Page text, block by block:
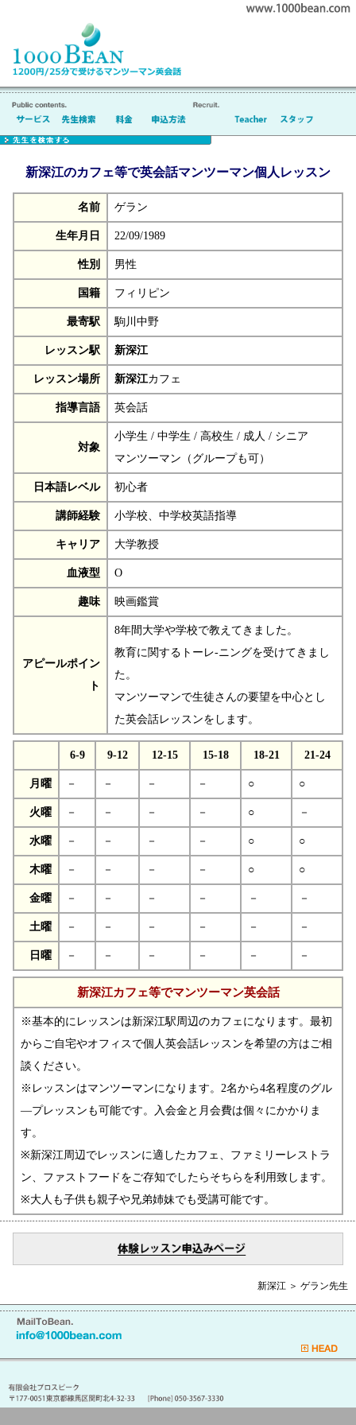
新深江のカフェ等で英会話マンツーマン個人レッスン
名前 ゲラン
生年月日 22/09/1989
性別 男性
国籍 フィリピン
最寄駅 駒川中野
レッスン駅 新深江
レッスン場所 新深江カフェ
指導言語 英会話
対象
小学生 / 中学生 / 高校生 / 成人 / シニア
マンツーマン（グループも可）
日本語レベル 初心者
講師経験 小学校、中学校英語指導
キャリア 大学教授
血液型 O
趣味 映画鑑賞
アピールポイン
ト
8年間大学や学校で教えてきました。
教育に関するトーレ-ニングを受けてきまし
た。
マンツーマンで生徒さんの要望を中心とし
た英会話レッスンをします。
6-9 9-12 12-15 15-18 18-21 21-24
月曜 － － － － ○ ○
火曜 － － － － ○ －
水曜 － － － － ○ ○
木曜 － － － － ○ ○
金曜 － － － － － －
土曜 － － － － － －
日曜 － － － － － －
新深江カフェ等でマンツーマン英会話
※基本的にレッスンは新深江駅周辺のカフェになります。最初
からご自宅やオフィスで個人英会話レッスンを希望の方はご相
談ください。
※レッスンはマンツーマンになります。2名から4名程度のグル
―プレッスンも可能です。入会金と月会費は個々にかかりま
す。
※新深江周辺でレッスンに適したカフェ、ファミリーレストラ
ン、ファストフードをご存知でしたらそちらを利用致します。
※大人も子供も親子や兄弟姉妹でも受講可能です。
新深江 ＞ ゲラン先生